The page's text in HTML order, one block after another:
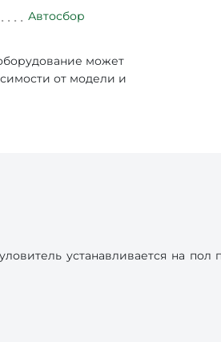
Автосбор
может
от модели и
устанавливается на пол